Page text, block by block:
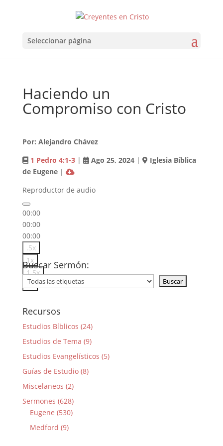
Seleccionar página
Haciendo un
Compromiso con Cristo
Por: Alejandro Chávez
1 Pedro 4:1-3 | Ago 25, 2024 |
Iglesia Bíblica
de Eugene |
Reproductor de audio
00:00
00:00
00:00
.5x
1x
1.5x
2x
Buscar Sermón:
Recursos
Estudios Bíblicos (24)
Estudios de Tema (9)
Estudios Evangelísticos (5)
Guías de Estudio (8)
Miscelaneos (2)
Sermones (628)
Eugene (530)
Medford (9)